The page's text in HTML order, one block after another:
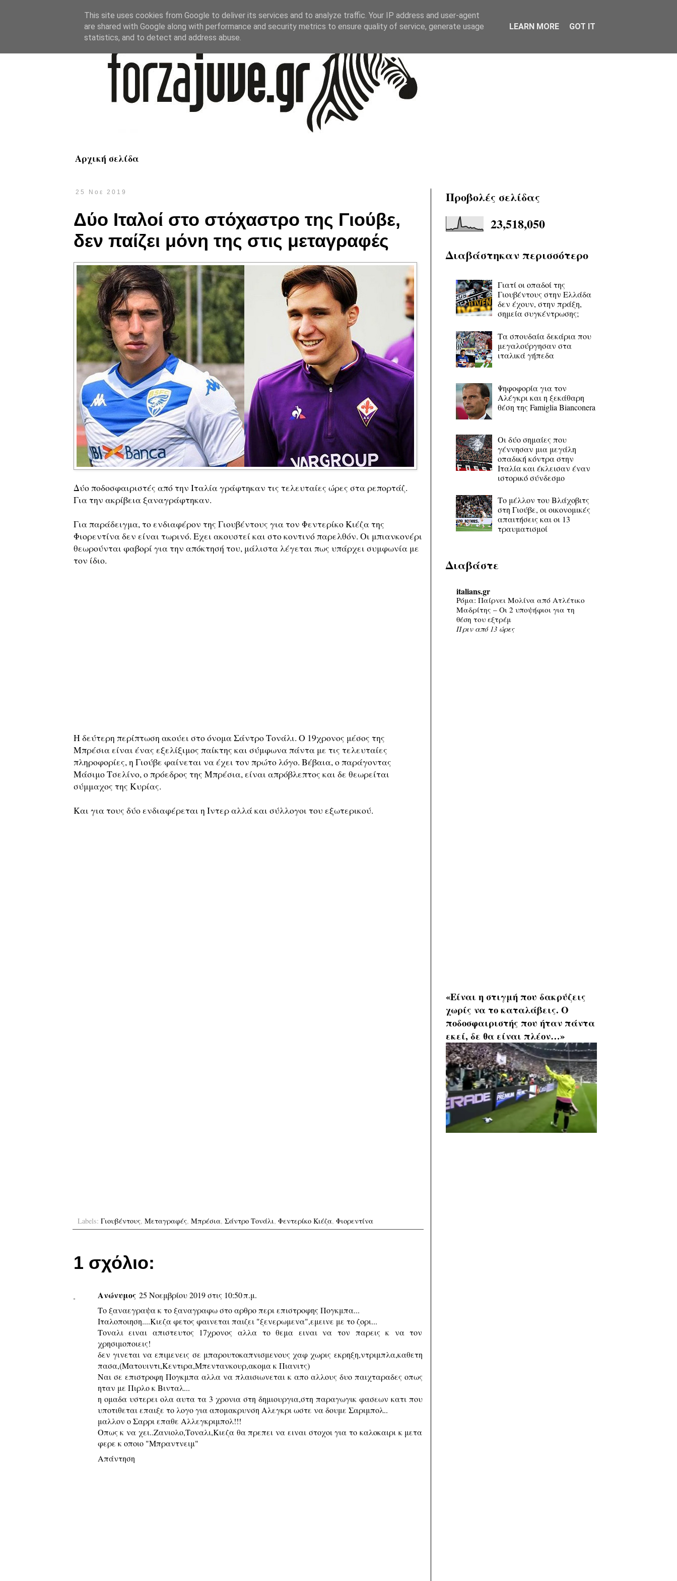
Αρχική σελίδα
25 Νοε 2019
Δύο Ιταλοί στο στόχαστρο της Γιούβε,
δεν παίζει μόνη της στις μεταγραφές
Δύο ποδοσφαιριστές από την Ιταλία γράφτηκαν τις τελευταίες ώρες στα ρεπορτάζ.
Για την ακρίβεια ξαναγράφτηκαν.
Για παράδειγμα, το ενδιαφέρον της Γιουβέντους για τον Φεντερίκο Κιέζα της
Φιορεντίνα δεν είναι τωρινό. Εχει ακουστεί και στο κοντινό παρελθόν. Οι μπιανκονέρι
θεωρούνται φαβορί για την απόκτησή του, μάλιστα λέγεται πως υπάρχει συμφωνία με
τον ίδιο.
Η δεύτερη περίπτωση ακούει στο όνομα Σάντρο Τονάλι. Ο 19χρονος μέσος της
Μπρέσια είναι ένας εξελίξιμος παίκτης και σύμφωνα πάντα με τις τελευταίες
πληροφορίες, η Γιούβε φαίνεται να έχει τον πρώτο λόγο. Βέβαια, ο παράγοντας
Μάσιμο Τσελίνο, ο πρόεδρος της Μπρέσια, είναι απρόβλεπτος και δε θεωρείται
σύμμαχος της Κυρίας.
Και για τους δύο ενδιαφέρεται η Ιντερ αλλά και σύλλογοι του εξωτερικού.
Labels: Γιουβέντους, Μεταγραφές, Μπρέσια, Σάντρο Τονάλι, Φεντερίκο Κιέζα, Φιορεντίνα
1 σχόλιο:
Ανώνυμος 25 Νοεμβρίου 2019 στις 10:50 π.μ.
Το ξαναεγραψα κ το ξαναγραφω στο αρθρο περι επιστροφης Πογκμπα...
Ιταλοποιηση....Κιεζα φετος φαινεται παιζει "ξενερωμενα",εμεινε με το ζορι...
Τοναλι ειναι απιστευτος 17χρονος αλλα το θεμα ειναι να τον παρεις κ να τον
χρησιμοποιεις!
δεν γινεται να επιμενεις σε μπαρουτοκαπνισμενους χαφ χωρις εκρηξη,ντριμπλα,καθετη
πασα,(Ματουιντι,Κεντιρα,Μπεντανκουρ,ακομα κ Πιανιτς)
Ναι σε επιστροφη Πογκμπα αλλα να πλαισιωνεται κ απο αλλους δυο παιχταραδες οπως
ηταν με Πιρλο κ Βινταλ...
η ομαδα υστερει ολα αυτα τα 3 χρονια στη δημιουργια,στη παραγωγικ φασεων κατι που
υποτιθεται επαιξε το λογο για απομακρυνση Αλεγκρι ωστε να δουμε Σαριμπολ..
μαλλον ο Σαρρι επαθε Αλλεγκριμπολ!!!
Οπως κ να χει..Ζανιολο,Τοναλι,Κιεζα θα πρεπει να ειναι στοχοι για το καλοκαιρι κ μετα
φερε κ οποιο "Μπραντνειμ"
Απάντηση
Προβολές σελίδας
23,518,050
Διαβάστηκαν περισσότερο
Γιατί οι οπαδοί της
Γιουβέντους στην Ελλάδα
δεν έχουν, στην πράξη,
σημεία συγκέντρωσης;
Τα σπουδαία δεκάρια που
μεγαλούργησαν στα
ιταλικά γήπεδα
Ψηφοφορία για τον
Αλέγκρι και η ξεκάθαρη
θέση της Famiglia Bianconera
Οι δύο σημαίες που
γέννησαν μια μεγάλη
οπαδική κόντρα στην
Ιταλία και έκλεισαν έναν
ιστορικό σύνδεσμο
Το μέλλον του Βλάχοβιτς
στη Γιούβε, οι οικονομικές
απαιτήσεις και οι 13
τραυματισμοί
Διαβάστε
italians.gr
Ρόμα: Παίρνει Μολίνα από Ατλέτικο
Μαδρίτης – Οι 2 υποψήφιοι για τη
θέση του εξτρέμ
Πριν από 13 ώρες
«Είναι η στιγμή που δακρύζεις
χωρίς να το καταλάβεις. Ο
ποδοσφαιριστής που ήταν πάντα
εκεί, δε θα είναι πλέον…»
This site uses cookies from Google to deliver its services and to analyze traffic. Your IP address and user-agent
are shared with Google along with performance and security metrics to ensure quality of service, generate usage
statistics, and to detect and address abuse.
LEARN MORE GOT IT